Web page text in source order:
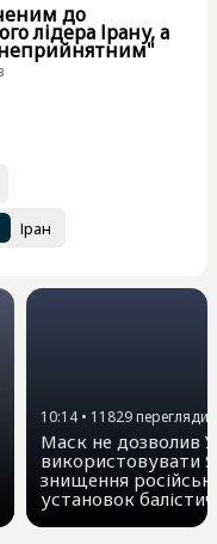
до
лідера Ірану, а
Іран
10:14 • 11829перегляди
Маск не дозволив
використовувати
знищення
установок